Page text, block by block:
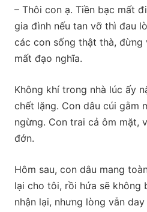
– Thôi con ạ. Tiền bạc mất
gia đình nếu tan vỡ thì đau
các con sống thật thà, đừng
mất đạo nghĩa.
Không khí trong nhà lúc ấy
chết lặng. Con dâu cúi gằm
ngừng. Con trai cả ôm mặt,
đớn.
Hôm sau, con dâu mang
lại cho tôi, rồi hứa sẽ không
nhận lại, nhưng lòng vẫn